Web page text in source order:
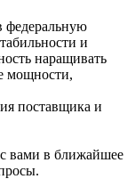
федеральную
и
наращивать
мощности,
поставщика и
вами в ближайшее